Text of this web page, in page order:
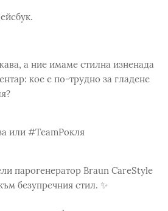
а ние имаме стилна изненада
кое е по-трудно за гладене
или #TeamРокля​
парогенератор Braun CareStyle
безупречния стил. ✨​